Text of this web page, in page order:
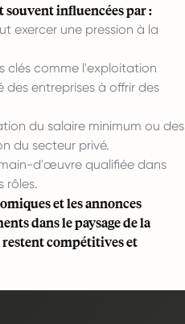
souvent influencées par :
exercer une pression à la
clés comme l'exploitation
des entreprises à offrir des
du salaire minimum ou des
du secteur privé.
d'œuvre qualifiée dans
rôles.
et les annonces
dans le paysage de la
compétitives et